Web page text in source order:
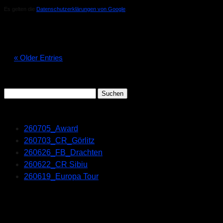
Es gelten die Datenschutzerklärungen von Google
« Older Entries
Suchen
nach:
260705_Award
260703_CR_Görlitz
260626_FB_Drachten
260622_CR Sibiu
260619_Europa Tour